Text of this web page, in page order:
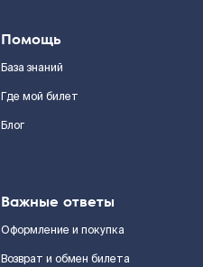
Помощь
База знаний
Где мой билет
Блог
Важные ответы
Оформление и покупка
Возврат и обмен билета